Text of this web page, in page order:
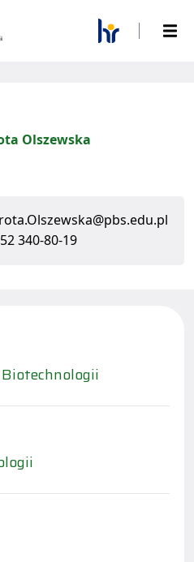
Olszewska
52 340-80-19